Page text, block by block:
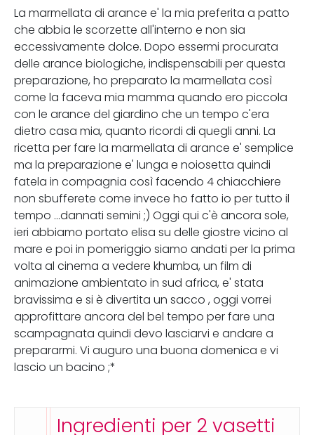
La marmellata di arance e' la mia preferita a patto
che abbia le scorzette all'interno e non sia
eccessivamente dolce. Dopo essermi procurata
delle arance biologiche, indispensabili per questa
preparazione, ho preparato la marmellata così
come la faceva mia mamma quando ero piccola
con le arance del giardino che un tempo c'era
dietro casa mia, quanto ricordi di quegli anni. La
ricetta per fare la marmellata di arance e' semplice
ma la preparazione e' lunga e noiosetta quindi
fatela in compagnia così facendo 4 chiacchiere
non sbufferete come invece ho fatto io per tutto il
tempo ...dannati semini ;) Oggi qui c'è ancora sole,
ieri abbiamo portato elisa su delle giostre vicino al
mare e poi in pomeriggio siamo andati per la prima
volta al cinema a vedere khumba, un film di
animazione ambientato in sud africa, e' stata
bravissima e si è divertita un sacco , oggi vorrei
approfittare ancora del bel tempo per fare una
scampagnata quindi devo lasciarvi e andare a
prepararmi. Vi auguro una buona domenica e vi
lascio un bacino ;*
Ingredienti per 2 vasetti